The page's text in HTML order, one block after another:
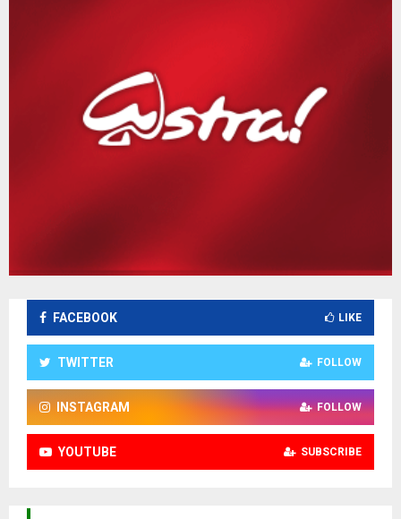
FACEBOOK LIKE
TWITTER FOLLOW
INSTAGRAM FOLLOW
YOUTUBE SUBSCRIBE